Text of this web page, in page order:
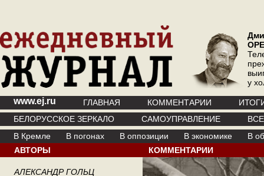
у
www.ej.ru ГЛАВНАЯ КОММЕНТАРИИ
БЕЛОРУССКОЕ ЗЕРКАЛО
САМОУПРАВЛЕНИЕ
В Кремле
В погонах В оппозиции В экономике
В
АВТОРЫ
АЛЕКСАНДР ГОЛЬЦ
КОММЕНТАРИИ